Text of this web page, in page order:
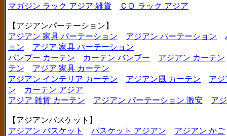
マガジン ラック アジア 雑貨
ＣＤ ラック アジア
【アジアンパーテーション】
アジアン 家具 パーテーション
アジアン パーテーション
ョン
アジア 家具 パーテーション
バンブー カーテン
カーテン バンブー
アジアン カーテン
テン
アジア 家具 カーテン
アジアン インテリア カーテン
アジアン風 カーテン
アジ
ン
カーテン アジア
アジア 雑貨 カーテン
アジアン パーテーション 激安 ア
【アジアンバスケット】
アジアン バスケット
バスケット アジアン
アジアン かご